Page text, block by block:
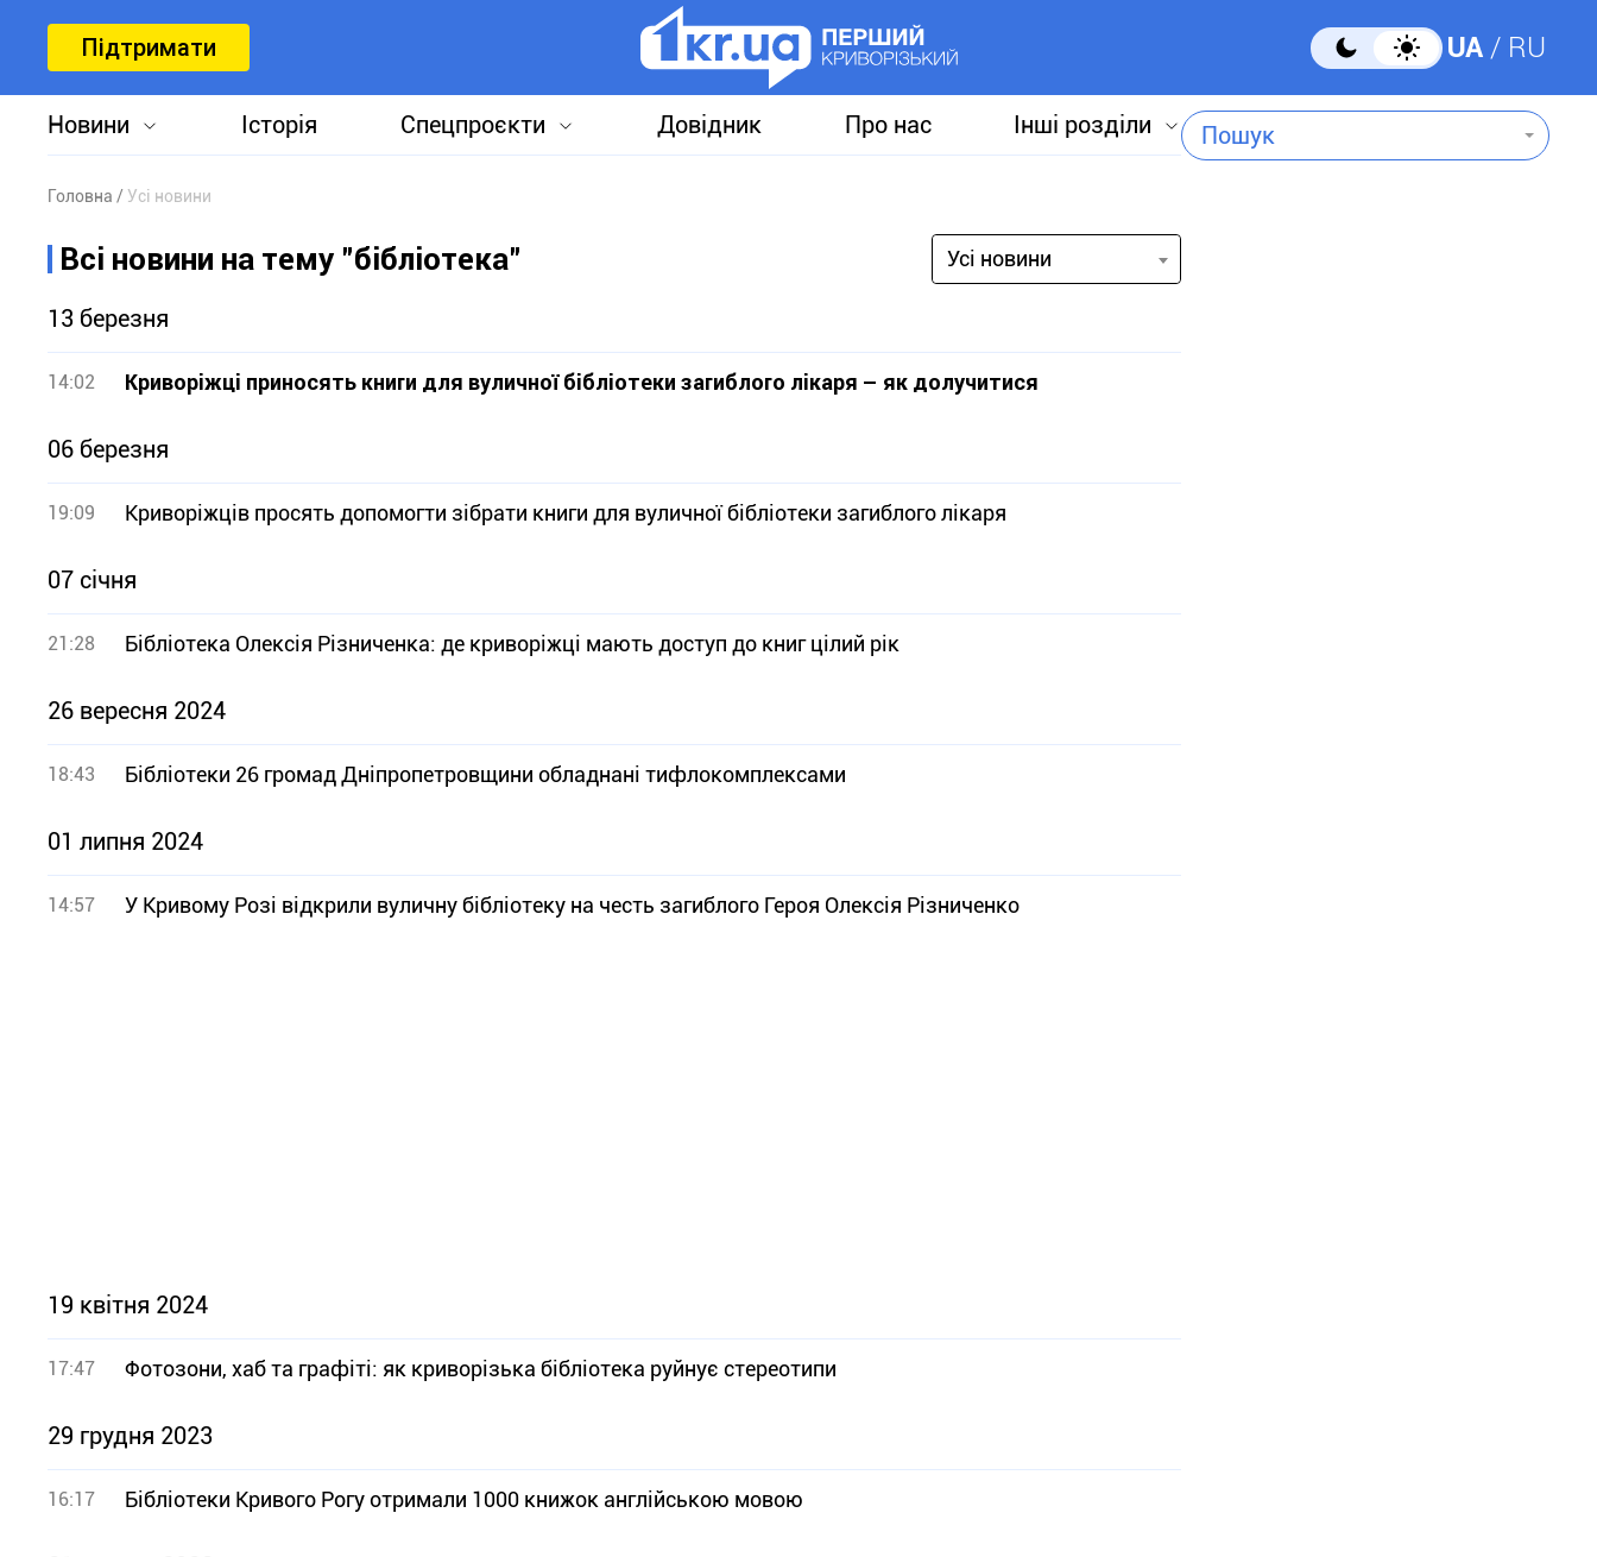
Підтримати UA RU
Новини Історія Спецпроєкти Довідник Про нас Інші розділи Пошук
Головна Усі новини
Всі новини на тему "бібліотека" Усі новини
13 березня
14:02 Криворіжці приносять книги для вуличної бібліотеки загиблого лікаря – як долучитися
06 березня
19:09 Криворіжців просять допомогти зібрати книги для вуличної бібліотеки загиблого лікаря
07 січня
21:28 Бібліотека Олексія Різниченка: де криворіжці мають доступ до книг цілий рік
26 вересня 2024
18:43 Бібліотеки 26 громад Дніпропетровщини обладнані тифлокомплексами
01 липня 2024
14:57 У Кривому Розі відкрили вуличну бібліотеку на честь загиблого Героя Олексія Різниченко
19 квітня 2024
17:47 Фотозони, хаб та графіті: як криворізька бібліотека руйнує стереотипи
29 грудня 2023
16:17 Бібліотеки Кривого Рогу отримали 1000 книжок англійською мовою